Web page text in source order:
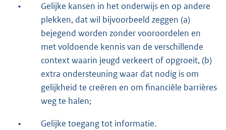
•
Gelijke kansen in het onderwijs en op andere
plekken, dat wil bijvoorbeeld zeggen (a)
bejegend worden zonder vooroordelen en
met voldoende kennis van de verschillende
context waarin jeugd verkeert of opgroeit, (b)
extra ondersteuning waar dat nodig is om
gelijkheid te creëren en om financiële barrières
weg te halen;
• Gelijke toegang tot informatie.